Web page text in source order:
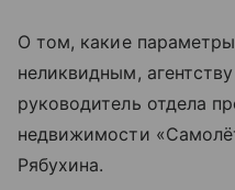
О том, какие
неликвидным,
руководитель отдела
недвижимости
Рябухина.